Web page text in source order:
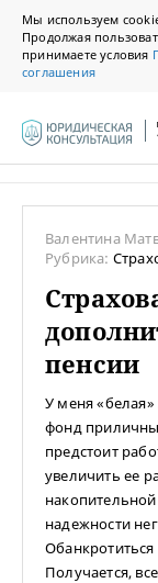
Мы используем
Продолжая
принимаете условия
соглашения
Валентина
Рубрика:
пенсии
У меня
фонд
предстоит
увеличить ее
надежности
Получается,